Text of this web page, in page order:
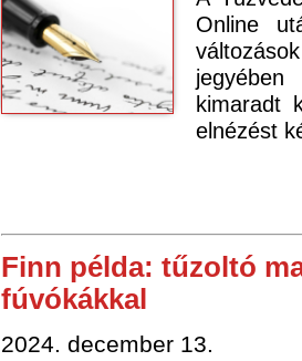
Online
kimaradt
elnézést
Finn példa: tűzoltó
fúvókákkal
2024. december 13.